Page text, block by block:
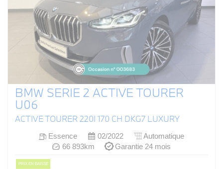
BMW SERIE 2 ACTIVE TOURER
U06
ACTIVE TOURER 220I 170 CH DKG7 LUXURY
Essence 02/2022
Automatique
66 893km
Garantie 24 mois
PRIX EN BAISSE